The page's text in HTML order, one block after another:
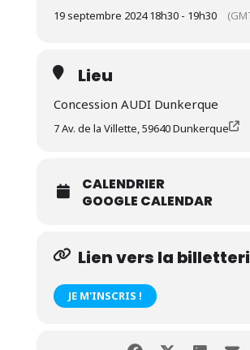
19 septembre 2024 18h30 - 19h30
Lieu
Concession AUDI Dunkerque
7 Av. de la Villette, 59640 Dunkerque
CALENDRIER
GOOGLE CALENDAR
Lien vers la
JE M'INSCRIS !